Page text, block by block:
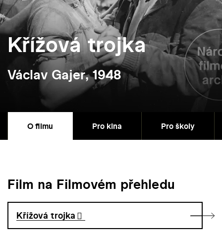
Křížová trojka
Václav Gajer, 1948
O filmu Pro kina Pro školy
Film na Filmovém přehledu
Křížová trojka